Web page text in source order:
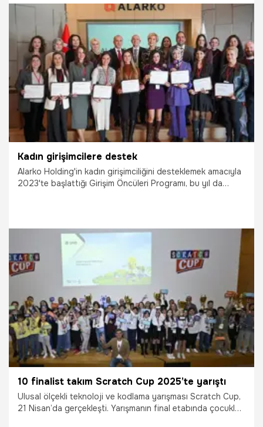
2.07.2025 Yaşam
Kadın girişimcilere destek
Alarko Holding'in kadın girişimciliğini desteklemek amacıyla
2023'te başlattığı Girişim Öncüleri Programı, bu yıl da
2.06.2025 Ekonomi
10 finalist takım Scratch Cup 2025’te yarıştı
Ulusal ölçekli teknoloji ve kodlama yarışması Scratch Cup,
21 Nisan’da gerçekleşti. Yarışmanın final etabında çocuklar,